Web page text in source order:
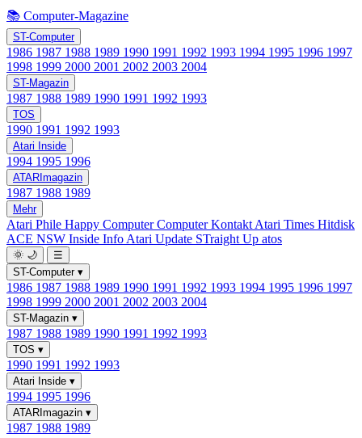
📚 Computer-Magazine
ST-Computer
1986 1987 1988 1989 1990 1991 1992 1993 1994 1995 1996 1997
1998 1999 2000 2001 2002 2003 2004
ST-Magazin
1987 1988 1989 1990 1991 1992 1993
TOS
1990 1991 1992 1993
Atari Inside
1994 1995 1996
ATARImagazin
1987 1988 1989
Mehr
Atari Phile Happy ComputerComputer Kontakt Atari Times Hitdisk
ACE NSW Inside Info Atari Update STraight Up atos
🌞 🌙
☰
ST-Computer ▾
1986 1987 1988 1989 1990 1991 1992 1993 1994 1995 1996 1997
1998 1999 2000 2001 2002 2003 2004
ST-Magazin ▾
1987 1988 1989 1990 1991 1992 1993
TOS ▾
1990 1991 1992 1993
Atari Inside ▾
1994 1995 1996
ATARImagazin ▾
1987 1988 1989